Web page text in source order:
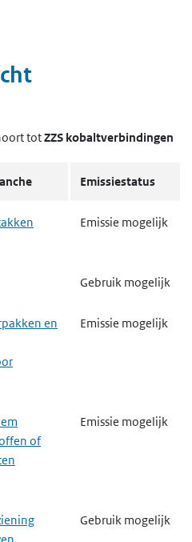
totZZS kobaltverbindingen
Emissiestatus
Emissie mogelijk
Gebruik mogelijk
en
Emissie mogelijk
of
Emissie mogelijk
Gebruik mogelijk